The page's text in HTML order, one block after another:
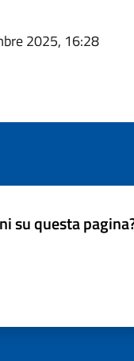
2025, 16:28
su questa